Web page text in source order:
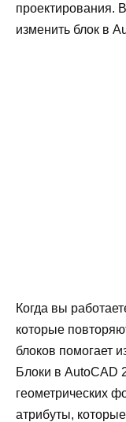
проектирования.
изменить блок в
Когда вы
которые
блоков помогает
Блоки в AutoCAD
геометрических
атрибуты,